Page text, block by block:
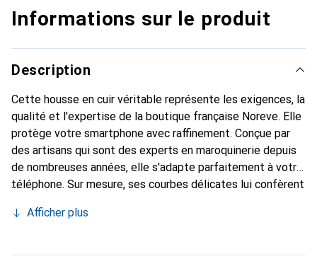
Informations sur le produit
Description
Cette housse en cuir véritable représente les exigences, la
qualité et l'expertise de la boutique française Noreve. Elle
protège votre smartphone avec raffinement. Conçue par
des artisans qui sont des experts en maroquinerie depuis
de nombreuses années, elle s'adapte parfaitement à votre
téléphone. Sur mesure, ses courbes délicates lui confèrent
élégant et indispensable pour votre smartphone.
haute qualité, la marque Noreve est un choix sûr pour une
Afficher plus